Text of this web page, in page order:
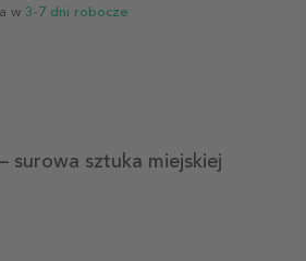
w 3-7 dni robocze
surowa sztuka miejskiej